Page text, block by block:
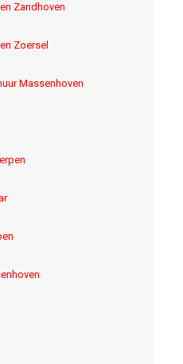
Zandhoven
Zoersel
Massenhoven